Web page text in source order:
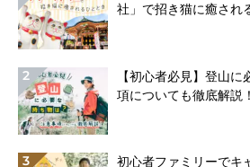
社」で招き猫に癒され
2
【初心者必見】登山
項についても徹底解説！
3
初心者ファミリーでキ